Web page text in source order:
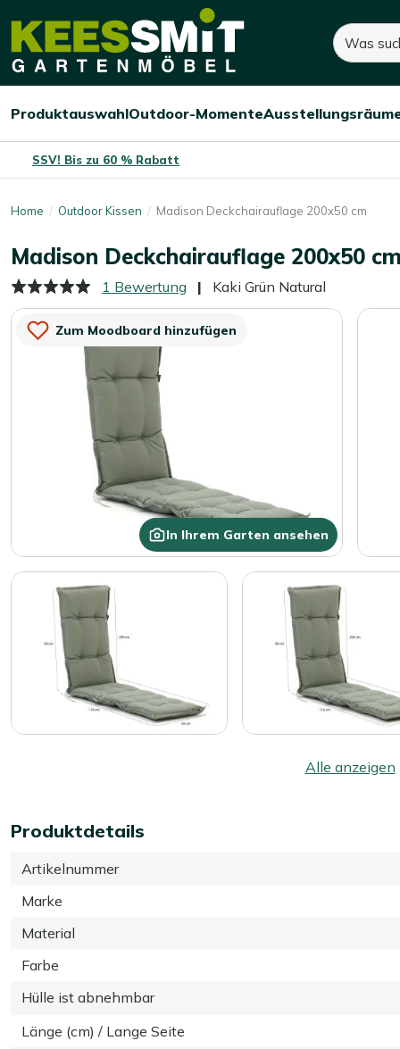
Kees
Suchen
Menü
Produktauswahl
Menü
Outdoor-Momente
Menü
SSV! Bis zu 60 % Rabatt
Home Outdoor Kissen Madison Deckchairauflage 200x50 cm
Madison Deckchairauflage 200x50
Kaki Grün Natural
1 Bewertung
Zum Moodboard hinzufügen
In Ihrem Garten ansehen
Alle anzeigen
75,- Dieses Produkt ist nicht mehr auf
Produktdetails
Artikelnummer
Marke
Material
Farbe
Hülle ist abnehmbar
Länge (cm) / Lange Seite